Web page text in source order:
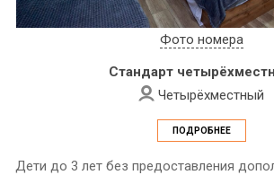
Фото номера
Стандарт
Четырёхместный
ПОДРОБНЕЕ
Дети до 3 лет без предоставления